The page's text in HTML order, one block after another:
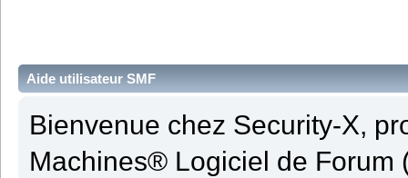
Aide utilisateur SMF
Bienvenue chez Security-X,
Machines® Logiciel de Forum